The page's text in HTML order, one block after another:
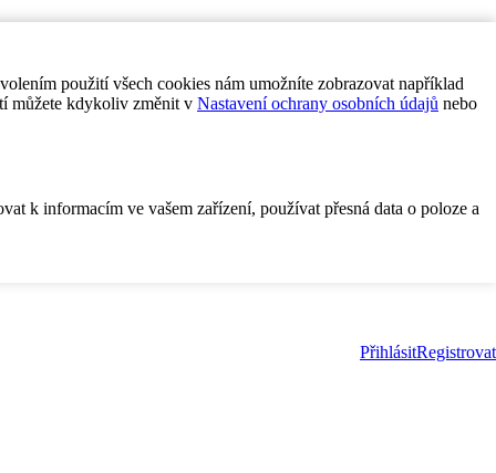
použití všech cookies nám umožníte zobrazovat například
můžete kdykoliv změnit v Nastavení ochrany osobních údajů nebo
k informacím ve vašem zařízení, používat přesná data o poloze a
PřihlásitRegistrovat